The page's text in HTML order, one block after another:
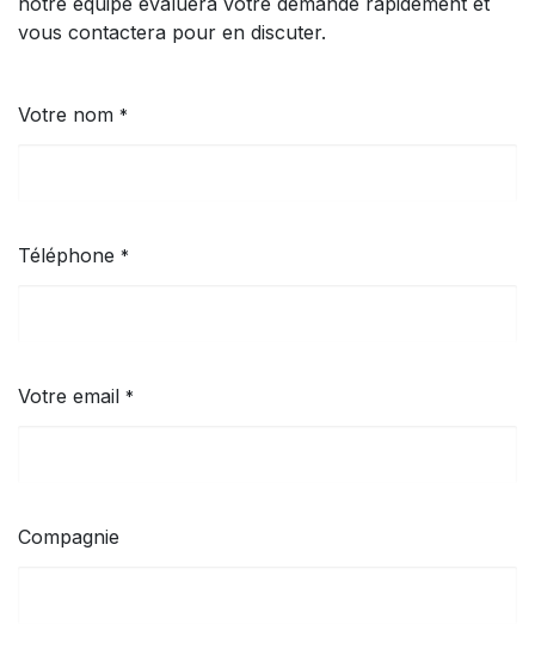
vous contactera pour en discuter.
Votre nom *
Téléphone *
Votre email *
Compagnie